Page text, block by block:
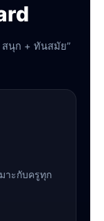
สนุก + ทันสมัย”
าะกับครูทุก